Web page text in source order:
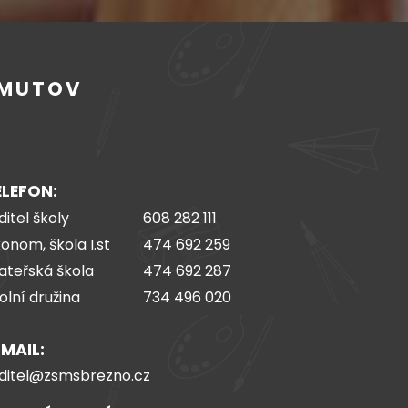
školy
608 282 111
škola I.st
474 692 259
škola
474 692 287
družina
734 496 020